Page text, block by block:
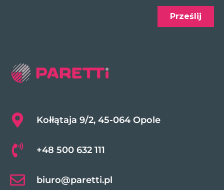
Kołłątaja 9/2, 45-064 Opole
+48 500 632 111
biuro@paretti.pl